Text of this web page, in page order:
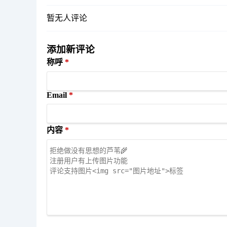
暂无人评论
添加新评论
称呼
Email
内容